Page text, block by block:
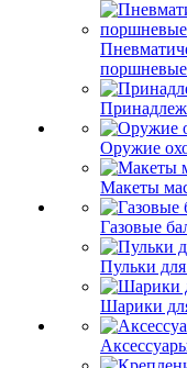
Оружие
Макеты
Газовые
Пульки
Шарики